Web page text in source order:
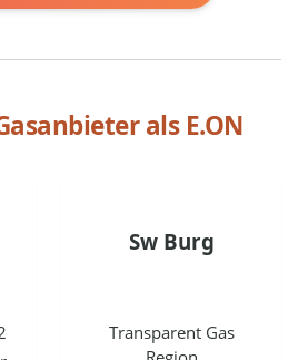
als E.ON
Sw Burg
Transparent Gas